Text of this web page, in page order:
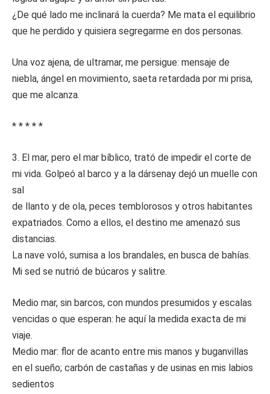
¿De qué lado me inclinará la cuerda? Me mata el equilibrio
que he perdido y quisiera segregarme en dos personas.
Una voz ajena, de ultramar, me persigue: mensaje de
niebla, ángel en movimiento, saeta retardada por mi prisa,
que me alcanza.
* * * * *
3. El mar, pero el mar bíblico, trató de impedir el corte de
mi vida. Golpeó al barco y a la dársenay dejó un muelle con
sal
de llanto y de ola, peces temblorosos y otros habitantes
expatriados. Como a ellos, el destino me amenazó sus
distancias.
La nave voló, sumisa a los brandales, en busca de bahías.
Mi sed se nutrió de búcaros y salitre.
Medio mar, sin barcos, con mundos presumidos y escalas
vencidas o que esperan: he aquí la medida exacta de mi
viaje.
Medio mar: flor de acanto entre mis manos y buganvillas
en el sueño; carbón de castañas y de usinas en mis labios
sedientos